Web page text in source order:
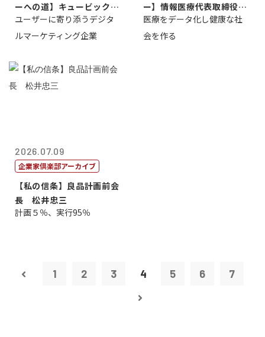
ーへの道】キュービック代
表取締役CE...
ユーザーに寄り添うデジタ
ルマーケティング企業
ー】情報医療代表取締役
原 聖吾
医療をデータ化し健康な社
会を作る
2026.07.09
企業家倶楽部アーカイブ
【私の信条】良品計画前会
長 松井忠三
計画５％、実行95％
1 2 3 4 5 6 7